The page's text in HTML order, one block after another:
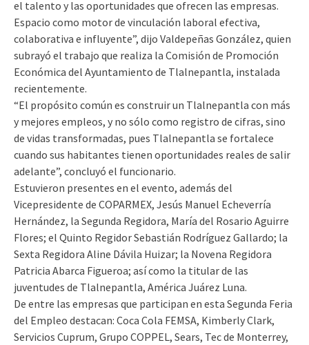
el talento y las oportunidades que ofrecen las empresas.
Espacio como motor de vinculación laboral efectiva,
colaborativa e influyente”, dijo Valdepeñas González, quien
subrayó el trabajo que realiza la Comisión de Promoción
Económica del Ayuntamiento de Tlalnepantla, instalada
recientemente.
“El propósito común es construir un Tlalnepantla con más
y mejores empleos, y no sólo como registro de cifras, sino
de vidas transformadas, pues Tlalnepantla se fortalece
cuando sus habitantes tienen oportunidades reales de salir
adelante”, concluyó el funcionario.
Estuvieron presentes en el evento, además del
Vicepresidente de COPARMEX, Jesús Manuel Echeverría
Hernández, la Segunda Regidora, María del Rosario Aguirre
Flores; el Quinto Regidor Sebastián Rodríguez Gallardo; la
Sexta Regidora Aline Dávila Huizar; la Novena Regidora
Patricia Abarca Figueroa; así como la titular de las
juventudes de Tlalnepantla, América Juárez Luna.
De entre las empresas que participan en esta Segunda Feria
del Empleo destacan: Coca Cola FEMSA, Kimberly Clark,
Servicios Cuprum, Grupo COPPEL, Sears, Tec de Monterrey,